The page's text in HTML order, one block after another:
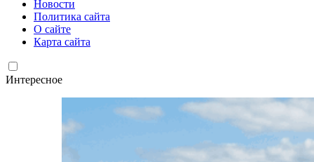
Новости
Политика сайта
О сайте
Карта сайта
Интересное